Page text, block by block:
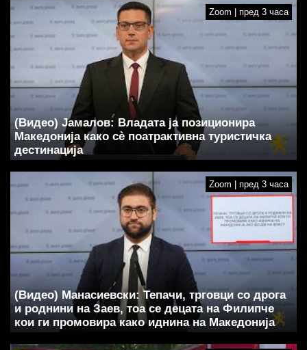
Zoom | пред 3 часа
(Видео) Јамалов: Владата ја позиционира
Македонија како сè поатрактивна туристичка
дестинација
Zoom | пред 3 часа
(Видео) Манасиевски: Тепачи, трговци со дрога
и роднини на Заев, тоа се децата на Филипче
кои ги промoвира како иднина на Македонија